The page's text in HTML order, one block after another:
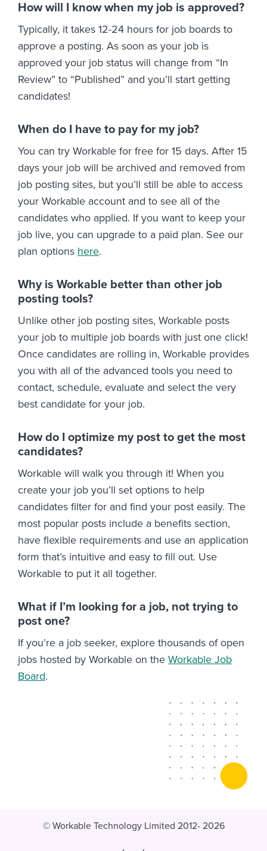
How will I know when my job is approved?
Typically, it takes 12-24 hours for job boards to
approve a posting. As soon as your job is
approved your job status will change from “In
Review” to “Published” and you’ll start getting
candidates!
When do I have to pay for my job?
You can try Workable for free for 15 days. After 15
days your job will be archived and removed from
job posting sites, but you’ll still be able to access
your Workable account and to see all of the
candidates who applied. If you want to keep your
job live, you can upgrade to a paid plan. See our
plan options here.
Why is Workable better than other job
posting tools?
Unlike other job posting sites, Workable posts
your job to multiple job boards with just one click!
Once candidates are rolling in, Workable provides
you with all of the advanced tools you need to
contact, schedule, evaluate and select the very
best candidate for your job.
How do I optimize my post to get the most
candidates?
Workable will walk you through it! When you
create your job you’ll set options to help
candidates filter for and find your post easily. The
most popular posts include a benefits section,
have flexible requirements and use an application
form that’s intuitive and easy to fill out. Use
Workable to put it all together.
What if I’m looking for a job, not trying to
post one?
If you’re a job seeker, explore thousands of open
jobs hosted by Workable on the Workable Job
Board.
© Workable Technology Limited 2012- 2026